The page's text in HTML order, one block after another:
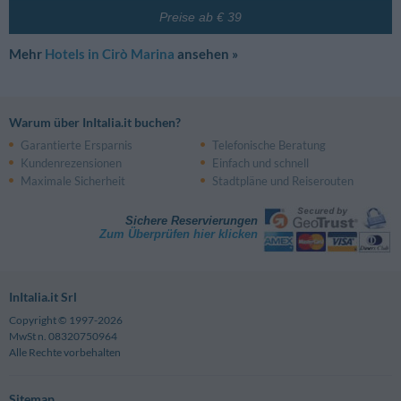
unterliegen diese Veränderungen. Achten Sie daher bei der Reservierung
auf die Details der einzelnen Tarife.
Preise ab € 39
Mehr Hotels in Cirò Marina ansehen »
Warum über InItalia.it buchen?
Garantierte Ersparnis
Telefonische Beratung
Kundenrezensionen
Einfach und schnell
Maximale Sicherheit
Stadtpläne und Reiserouten
Sichere Reservierungen
Zum Überprüfen hier klicken
InItalia.it Srl
Copyright © 1997-2026
MwSt n. 08320750964
Alle Rechte vorbehalten